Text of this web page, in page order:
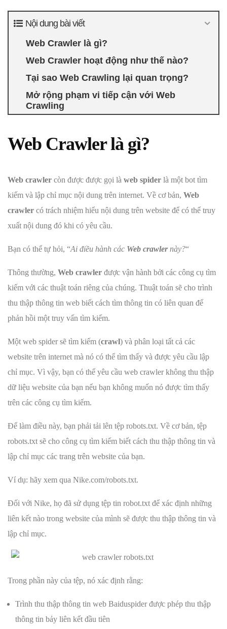
Nội dung bài viết
Web Crawler là gì?
Web Crawler hoạt động như thế nào?
Tại sao Web Crawling lại quan trọng?
Mở rộng phạm vi tiếp cận với Web
Crawling
Web Crawler là gì?
Web crawler còn được được gọi là web spider là một bot tìm
kiếm và lập chỉ mục nội dung trên internet. Về cơ bản, Web
crawler có trách nhiệm hiểu nội dung trên website để có thể truy
xuất nội dung đó khi có yêu cầu.
Bạn có thể tự hỏi, “Ai điều hành các Web crawlernày?“
Thông thường, Web crawler được vận hành bởi các công cụ tìm
kiếm với các thuật toán riêng của chúng. Thuật toán sẽ cho trình
thu thập thông tin web biết cách tìm thông tin có liên quan để
phản hồi một truy vấn tìm kiếm.
Một web spider sẽ tìm kiếm (crawl) và phân loại tất cả các
website trên internet mà nó có thể tìm thấy và được yêu cầu lập
chỉ mục. Vì vậy, bạn có thể yêu cầu web crawler không thu thập
dữ liệu website của bạn nếu bạn không muốn nó được tìm thấy
trên các công cụ tìm kiếm.
Để làm điều này, bạn phải tải lên tệp robots.txt. Về cơ bản, tệp
robots.txt sẽ cho công cụ tìm kiếm biết cách thu thập thông tin và
lập chỉ mục các trang trên website của bạn.
Ví dụ: hãy xem qua Nike.com/robots.txt.
Đối với Nike, họ đã sử dụng tệp tin robot.txt để xác định những
liên kết nào trong website của mình sẽ được thu thập thông tin và
lập chỉ mục.
Trong phần này của tệp, nó xác định rằng:
Trình thu thập thông tin web Baiduspider được phép thu thập
thông tin bảy liên kết đầu tiên